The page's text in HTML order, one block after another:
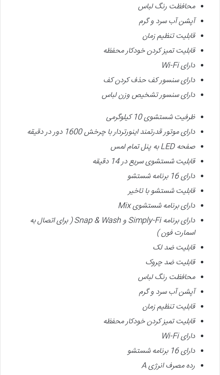
محافظت رنگ لباس
آپشن آب سرد و گرم
قابلیت تنظیم زمان
قابلیت تمیز کردن خودکار محفظه
دارایWi-Fi
دارایسنسور کف حذف کردن کف
دارایسنسور تشخیص وزن لباس
ظرفیت شستشوی 10 کیلوگرمی
دارای موتور قدرتمند اینورترداربا چرخش 1600 دور در دقیقه
صفحهLED
به پنل تمام لمس
قابلیت شستشوی سریع در 14 دقیقه
دارای 16 برنامه شستشو
قابلیت شستشو با تاخیر
دارای برنامه شستشویMix
دارای برنامهSimply-Fi وSnap & Wash (
برای اتصال به
اسمارت فون)
قابلیت ضد لک
قابلیت ضد چروک
محافظت رنگ لباس
آپشن آب سرد و گرم
قابلیت تنظیم زمان
قابلیت تمیز کردن خودکار محفظه
دارایWi-Fi
دارای 16 برنامه شستشو
رده مصرف انرژی